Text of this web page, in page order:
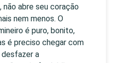
não abre seu coração
nem menos. O
é puro, bonito,
é preciso chegar com
a